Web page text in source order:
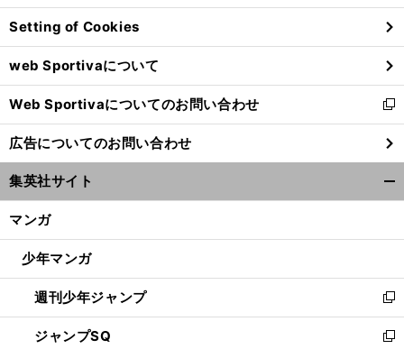
ン
ド
ウ
で
開
く
Setting of Cookies
web Sportivaについて
Web Sportivaについてのお問い合わせ
新
し
い
ウ
ィ
ン
ウ
開
く
広告についてのお問い合わせ
集英社サイト
マンガ
少年マンガ
週刊少年ジャンプ
新
し
い
ジャンプSQ
新